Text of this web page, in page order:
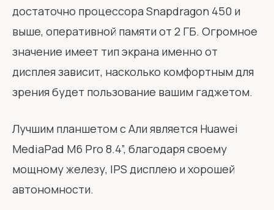
достаточно процессора Snapdragon 450 и
выше, оперативной памяти от 2 ГБ. Огромное
значение имеет тип экрана именно от
дисплея зависит, насколько комфортным для
зрения будет пользование вашим гаджетом.
Лучшим планшетом с Али является Huawei
MediaPad M6 Pro 8.4”, благодаря своему
мощному железу, IPS дисплею и хорошей
автономности.